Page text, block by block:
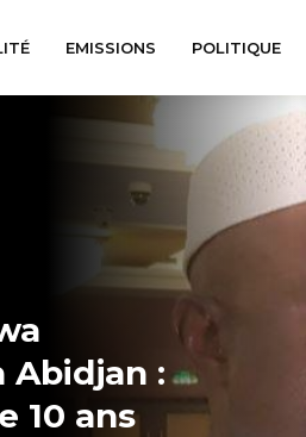
EMISSIONS POLITIQUE
Abidjan :
10 ans